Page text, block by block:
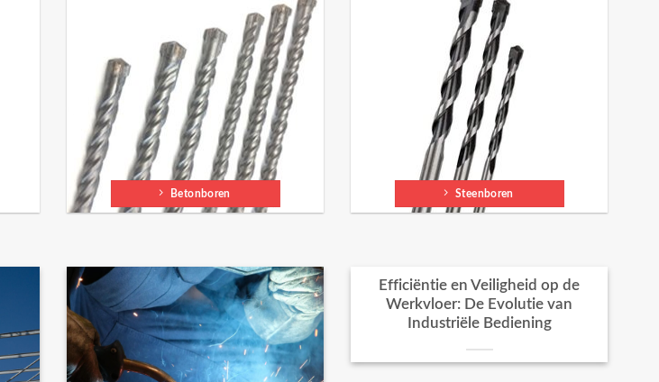
Betonboren Steenboren
Efficiëntie en Veiligheid op de
Werkvloer: De Evolutie van
Industriële Bediening